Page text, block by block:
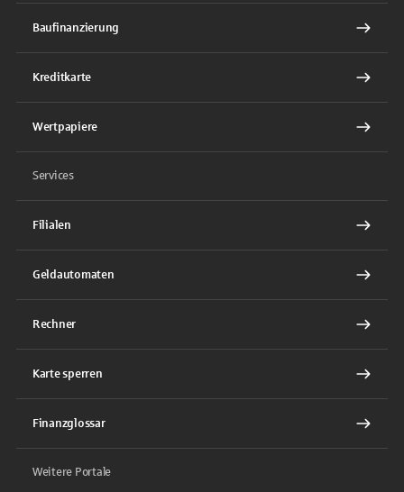
Baufinanzierung
Kreditkarte
Wertpapiere
Services
Filialen
Geldautomaten
Rechner
Karte sperren
Finanzglossar
Weitere Portale